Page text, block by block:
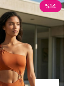
%14